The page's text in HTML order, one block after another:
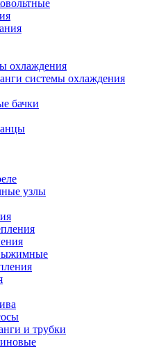
охлаждения
системы охлаждения
бачки
узлы
и трубки